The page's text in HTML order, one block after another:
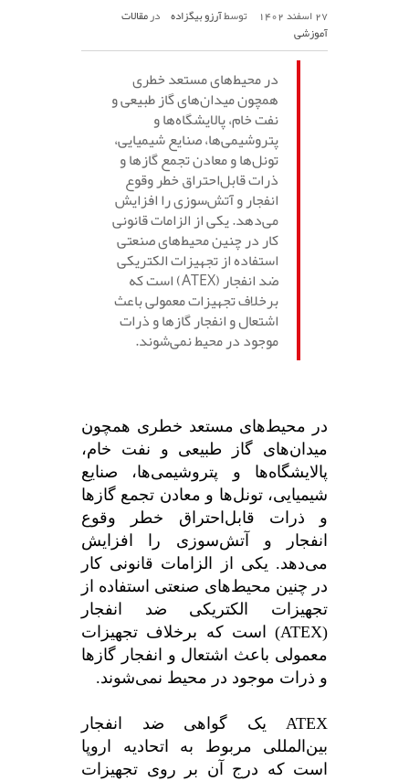
27 اسفند 1402 توسطآرزو بیگزاده درمقالات
آموزشی
در محیط‌های مستعد خطری
همچون میدان‌های گاز طبیعی و
نفت خام، پالایشگاه‌ها و
پتروشیمی‌ها، صنایع شیمیایی،
تونل‌ها و معادن تجمع گازها و
ذرات قابل‌احتراق خطر وقوع
انفجار و آتش‌سوزی را افزایش
می‌دهد. یکی از الزامات قانونی
کار در چنین محیط‌های صنعتی
استفاده از تجهیزات الکتریکی
ضد انفجار (ATEX) است که
برخلاف تجهیزات معمولی باعث
اشتعال و انفجار گازها و ذرات
موجود در محیط نمی‌شوند.
در محیط‌های مستعد خطری همچون
میدان‌های گاز طبیعی و نفت خام،
پالایشگاه‌ها و پتروشیمی‌ها، صنایع
شیمیایی، تونل‌ها و معادن تجمع گازها
و ذرات قابل‌احتراق خطر وقوع
انفجار و آتش‌سوزی را افزایش
می‌دهد. یکی از الزامات قانونی کار
در چنین محیط‌های صنعتی استفاده از
تجهیزات الکتریکی ضد انفجار
(ATEX) است که برخلاف تجهیزات
معمولی باعث اشتعال و انفجار گازها
و ذرات موجود در محیط نمی‌شوند.
ATEX یک گواهی ضد انفجار
بین‌المللی مربوط به اتحادیه اروپا
است که درج آن بر روی تجهیزات